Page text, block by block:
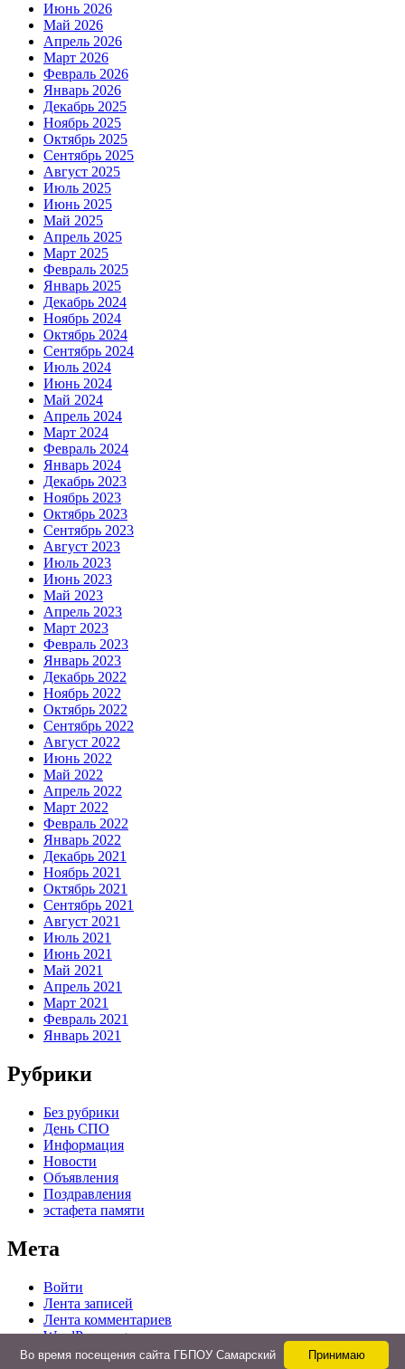
Июнь 2026
Май 2026
Апрель 2026
Март 2026
Февраль 2026
Январь 2026
Декабрь 2025
Ноябрь 2025
Октябрь 2025
Сентябрь 2025
Август 2025
Июль 2025
Июнь 2025
Май 2025
Апрель 2025
Март 2025
Февраль 2025
Январь 2025
Декабрь 2024
Ноябрь 2024
Октябрь 2024
Сентябрь 2024
Июль 2024
Июнь 2024
Май 2024
Апрель 2024
Март 2024
Февраль 2024
Январь 2024
Декабрь 2023
Ноябрь 2023
Октябрь 2023
Сентябрь 2023
Август 2023
Июль 2023
Июнь 2023
Май 2023
Апрель 2023
Март 2023
Февраль 2023
Январь 2023
Декабрь 2022
Ноябрь 2022
Октябрь 2022
Сентябрь 2022
Август 2022
Июнь 2022
Май 2022
Апрель 2022
Март 2022
Февраль 2022
Январь 2022
Декабрь 2021
Ноябрь 2021
Октябрь 2021
Сентябрь 2021
Август 2021
Июль 2021
Июнь 2021
Май 2021
Апрель 2021
Март 2021
Февраль 2021
Январь 2021
Рубрики
Без рубрики
День СПО
Информация
Новости
Объявления
Поздравления
эстафета памяти
Мета
Войти
Лента записей
Лента комментариев
WordPress.org
Принимаю
Во время посещения сайта ГБПОУ Самарский